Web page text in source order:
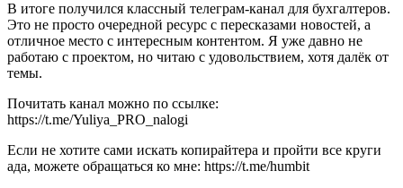
В итоге получился классный телеграм-канал для бухгалтеров.
Это не просто очередной ресурс с пересказами новостей, а
отличное место с интересным контентом. Я уже давно не
работаю с проектом, но читаю с удовольствием, хотя далёк от
темы.
Почитать канал можно по ссылке:
https://t.me/Yuliya_PRO_nalogi
Если не хотите сами искать копирайтера и пройти все круги
ада, можете обращаться ко мне: https://t.me/humbit